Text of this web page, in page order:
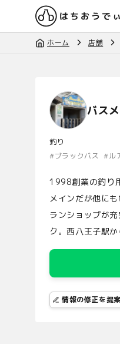
ホーム
店舗
バス
釣り
#ブラックバス #ル
1998創業の釣り
メインだが他に
ランショップが
ク。西八王子駅か
情報の修正を提案